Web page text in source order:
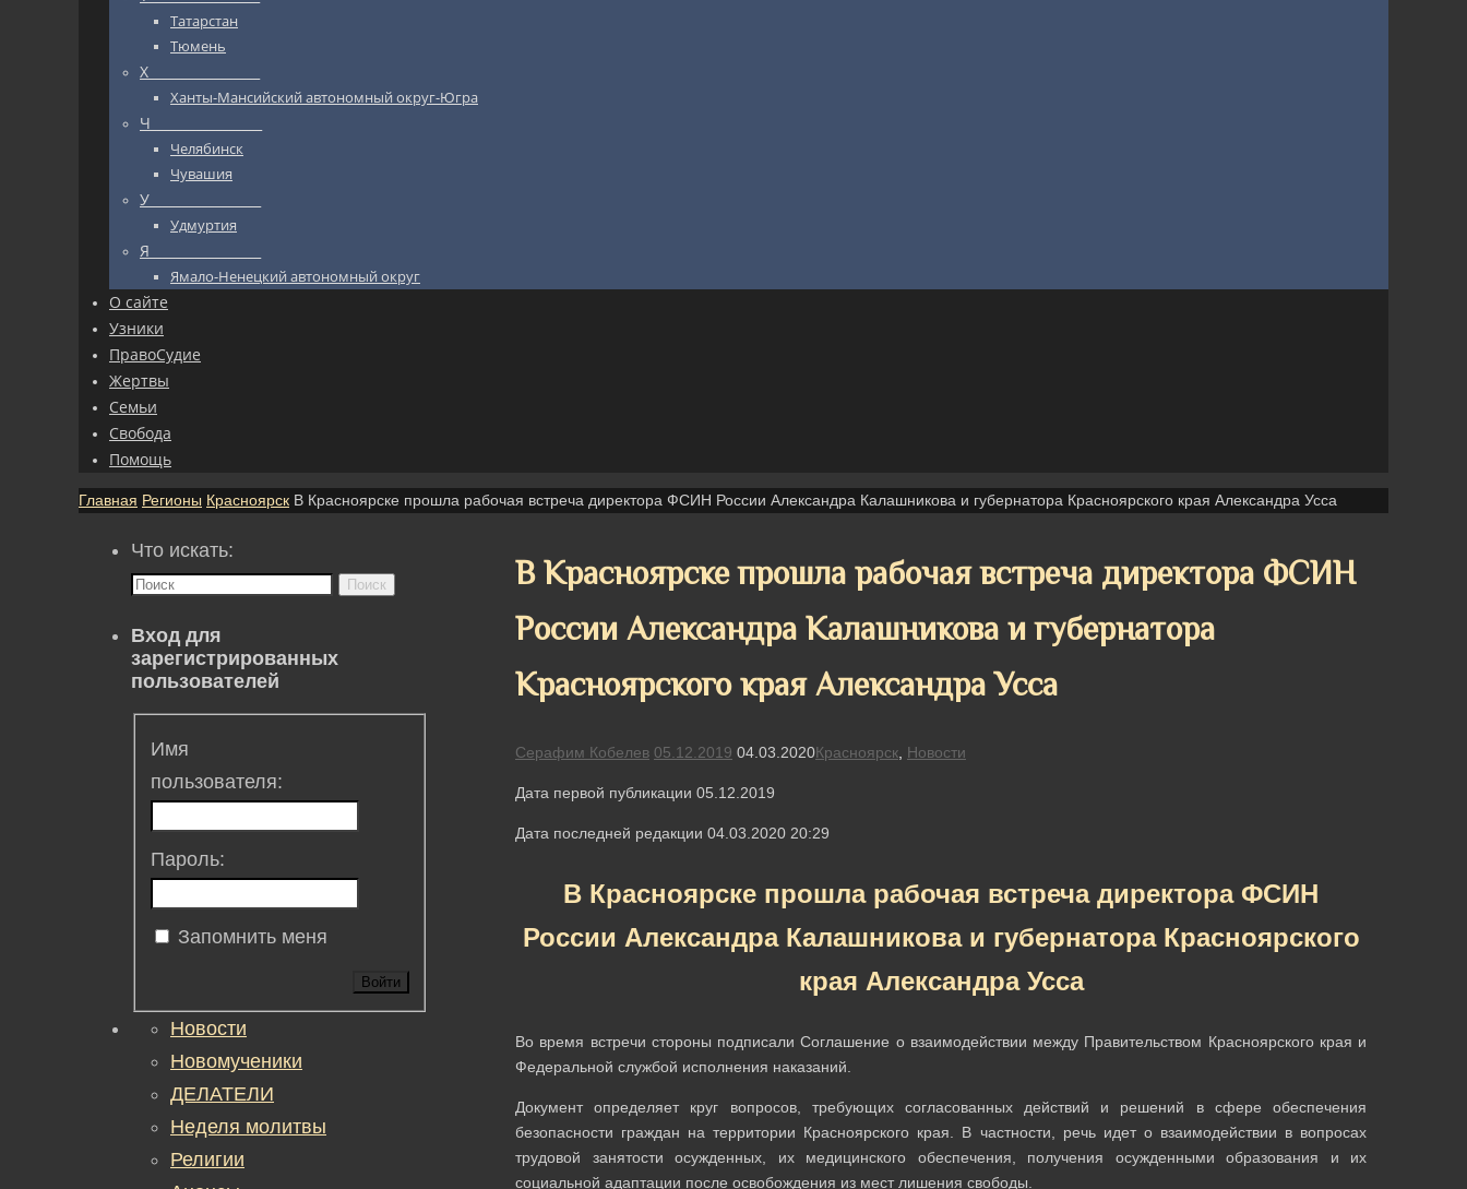
Татарстан
Тюмень
Х_________________
Ханты-Мансийский автономный округ-Югра
Ч_________________
Челябинск
Чувашия
У_________________
Удмуртия
Я_________________
Ямало-Ненецкий автономный округ
О сайте
Узники
ПравоСудие
Жертвы
Семьи
Свобода
Помощь
Главная Регионы Красноярск В Красноярске прошла рабочая встреча директора ФСИН России Александра Калашникова и губернатора Красноярского края Александра Усса
В Красноярске прошла рабочая встреча директора ФСИН
России Александра Калашникова и губернатора
Красноярского края Александра Усса
Серафим Кобелев 05.12.2019 04.03.2020Красноярск Новости
Дата первой публикации 05.12.2019
Дата последней редакции 04.03.2020 20:29
В Красноярске прошла рабочая встреча директора ФСИН
России Александра Калашникова и губернатора Красноярского
края Александра Усса
Во время встречи стороны подписали Соглашение о взаимодействии между Правительством Красноярского края и
Федеральной службой исполнения наказаний.
Документ определяет круг вопросов, требующих согласованных действий и решений в сфере обеспечения
безопасности граждан на территории Красноярского края. В частности, речь идет о взаимодействии в вопросах
трудовой занятости осужденных, их медицинского обеспечения, получения осужденными образования и их
социальной адаптации после освобождения из мест лишения свободы.
Что искать:
Поиск
Вход для
зарегистрированных
пользователей
Имя
пользователя:
Пароль:
Запомнить меня
Войти
Новости
Новомученики
ДЕЛАТЕЛИ
Неделя молитвы
Религии